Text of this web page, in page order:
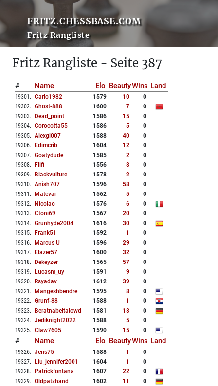
FRITZ.CHESSBASE.COM
Fritz Rangliste
Fritz Rangliste - Seite 387
# Name Elo BeautyWins Land
19301 . Carlo1982 1579 10
0
19302. Ghost-888 1600 7
0
19303. Dead_point 1586 15
0
19304. Corocotta55 1586 5
0
19305. Alexgl007 1588 40
0
19306. Edimcrib 1604 12
0
19307. Goatydude 1585 2
0
19308. Flifi 1556 8
0
19309. Blackvulture 1578 2
0
19310. Anish707 1596 58
0
19311 . Matevar 1562 5
0
19312. Nicolao 1576 6
0
19313. Ctoni69 1567 20
0
19314. Grunhyde2004 1616 30
0
19315. Frank51 1592 1
0
19316. Marcus U 1596 29
0
19317. Elazer57 1600 32
0
19318. Dekeyzer 1565 57
0
19319. Lucasm_uy 1591 9
0
19320. Rsyadav 1612 39
0
19321 . Mangeshbendre 1595 8
0
19322. Grunf-88 1588 1
0
19323. Beratnabeltalowd 1581 13
0
19324. Jediknight2022 1588 5
0
19325. Claw7605 1590 15 0
# Name Elo BeautyWins Land
19326. Jens75 1588 1
0
19327. Liu_jennifer2001 1604 1
0
19328. Patrickfontana 1607 22
0
19329. Oldpatzhand 1602 11
0